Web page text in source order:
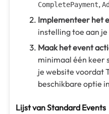
CompletePayment,
Implementeer het
instelling toe aan
Maak het event
minimaal één keer
je website voordat
beschikbare optie
Lijst van Standard Events